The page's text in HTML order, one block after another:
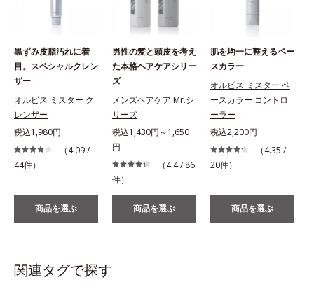
黒ずみ皮脂汚れに着
目。スペシャルクレン
ザー
オルビス ミスター ク
レンザー
税込1,980円
（4.09 /
44件）
商品を選ぶ
男性の髪と頭皮を考え
た本格ヘアケアシリー
ズ
メンズヘアケア Mr.シ
リーズ
税込1,430円～1,650
円
（4.4 / 86
件）
商品を選ぶ
肌を均一に整えるベー
スカラー
オルビス ミスター ベ
ースカラー コントロ
ーラー
税込2,200円
（4.35 /
20件）
商品を選ぶ
関連タグで探す